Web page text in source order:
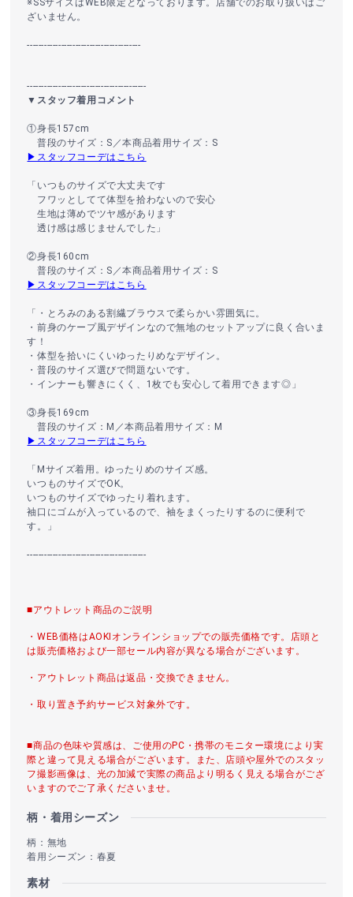
※SSサイズはWEB限定となっております。店舗でのお取り扱いはご
ざいません。
----------------------------------------
------------------------------------------
▼スタッフ着用コメント
①身長157cm
普段のサイズ：S／本商品着用サイズ：S
▶スタッフコーデはこちら
「いつものサイズで大丈夫です
フワッとしてて体型を拾わないので安心
生地は薄めでツヤ感があります
透け感は感じませんでした」
②身長160cm
普段のサイズ：S／本商品着用サイズ：S
▶スタッフコーデはこちら
「・とろみのある割繊ブラウスで柔らかい雰囲気に。
・前身のケープ風デザインなので無地のセットアップに良く合いま
す！
・体型を拾いにくいゆったりめなデザイン。
・普段のサイズ選びで問題ないです。
・インナーも響きにくく、1枚でも安心して着用できます◎」
③身長169cm
普段のサイズ：M／本商品着用サイズ：M
▶スタッフコーデはこちら
「Mサイズ着用。ゆったりめのサイズ感。
いつものサイズでOK。
いつものサイズでゆったり着れます。
袖口にゴムが入っているので、袖をまくったりするのに便利で
す。」
------------------------------------------
■アウトレット商品のご説明
・WEB価格はAOKIオンラインショップでの販売価格です。店頭と
は販売価格および一部セール内容が異なる場合がございます。
・アウトレット商品は返品・交換できません。
・取り置き予約サービス対象外です。
■商品の色味や質感は、ご使用のPC・携帯のモニター環境により実
際と違って見える場合がございます。また、店頭や屋外でのスタッ
フ撮影画像は、光の加減で実際の商品より明るく見える場合がござ
いますのでご了承くださいませ。
柄・着用シーズン
柄：無地
着用シーズン：春夏
素材